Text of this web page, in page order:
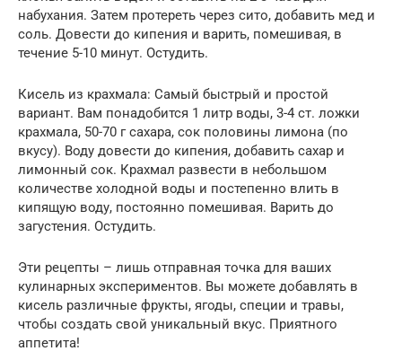
набухания. Затем протереть через сито, добавить мед и
соль. Довести до кипения и варить, помешивая, в
течение 5-10 минут. Остудить.
Кисель из крахмала: Самый быстрый и простой
вариант. Вам понадобится 1 литр воды, 3-4 ст. ложки
крахмала, 50-70 г сахара, сок половины лимона (по
вкусу). Воду довести до кипения, добавить сахар и
лимонный сок. Крахмал развести в небольшом
количестве холодной воды и постепенно влить в
кипящую воду, постоянно помешивая. Варить до
загустения. Остудить.
Эти рецепты – лишь отправная точка для ваших
кулинарных экспериментов. Вы можете добавлять в
кисель различные фрукты, ягоды, специи и травы,
чтобы создать свой уникальный вкус. Приятного
аппетита!